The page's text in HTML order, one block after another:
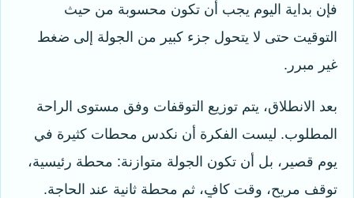
فإن بداية اليوم يجب أن تكون محسوبة من حيث
التوقيت حتى لا يتحول جزء كبير من الجولة إلى ضغط
غير مبرر.
بعد الانطلاق، يتم توزيع التوقفات وفق مستوى الراحة
المطلوب. ليست الفكرة أن نكدس محطات كثيرة في
يوم قصير، بل أن تكون الجولة متوازنة: محطة رئيسية،
توقف مريح، وقت كافٍ، ثم محطة ثانية عند الحاجة.